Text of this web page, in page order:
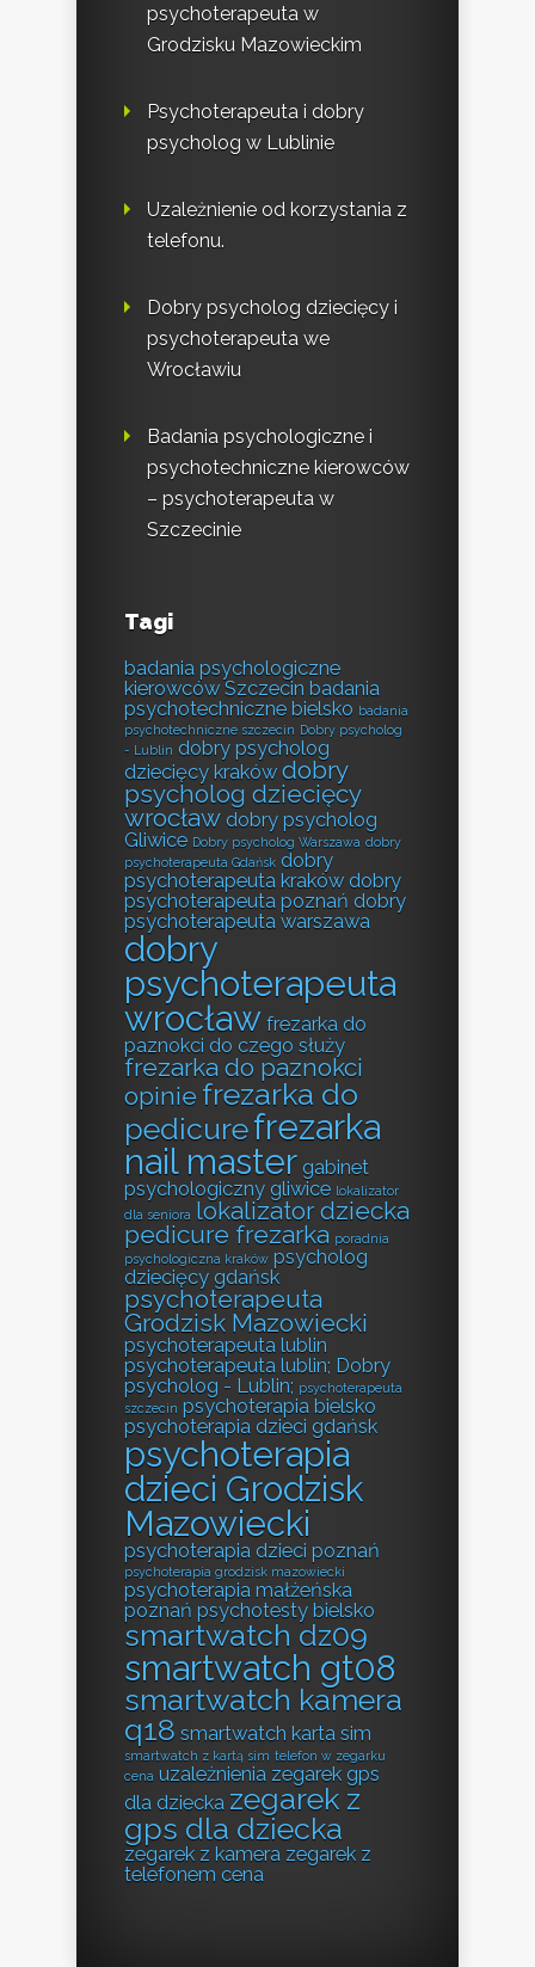
psychoterapeuta w
Grodzisku Mazowieckim
Psychoterapeuta i dobry
psycholog w Lublinie
Uzależnienie od korzystania z
telefonu.
Dobry psycholog dziecięcy i
psychoterapeuta we
Wrocławiu
Badania psychologiczne i
psychotechniczne kierowców
– psychoterapeuta w
Szczecinie
Tagi
badania psychologiczne
kierowców Szczecin badania
psychotechniczne bielsko badania
psychotechniczne szczecin Dobry psycholog
- Lublin dobry psycholog
dziecięcy kraków dobry
psycholog dziecięcy
wrocław dobry psycholog
Gliwice Dobry psycholog Warszawa dobry
psychoterapeuta Gdańsk dobry
psychoterapeuta kraków dobry
psychoterapeuta poznań dobry
psychoterapeuta warszawa
dobry
psychoterapeuta
wrocław frezarka do
paznokci do czego służy
frezarka do paznokci
opinie frezarka do
pedicurefrezarka
nail master gabinet
psychologiczny gliwice lokalizator
dla seniora lokalizator dziecka
pedicure frezarka poradnia
psychologiczna kraków psycholog
dziecięcy gdańsk
psychoterapeuta
Grodzisk Mazowiecki
psychoterapeuta lublin
psychoterapeuta lublin; Dobry
psycholog - Lublin; psychoterapeuta
szczecin psychoterapia bielsko
psychoterapia dzieci gdańsk
psychoterapia
dzieci Grodzisk
Mazowiecki
psychoterapia dzieci poznań
psychoterapia grodzisk mazowiecki
psychoterapia małżeńska
poznań psychotesty bielsko
smartwatch dz09
smartwatch gt08
smartwatch kamera
q18 smartwatch karta sim
smartwatch z kartą sim telefon w zegarku
cena uzależnienia zegarek gps
dla dziecka zegarek z
gps dla dziecka
zegarek z kamera zegarek z
telefonem cena